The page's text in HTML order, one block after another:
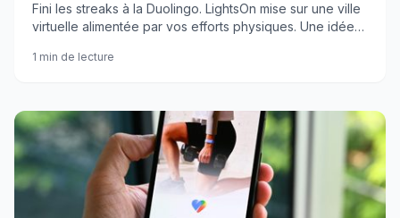
Fini les streaks à la Duolingo. LightsOn mise sur une ville
virtuelle alimentée par vos efforts physiques. Une idée
1 min de lecture